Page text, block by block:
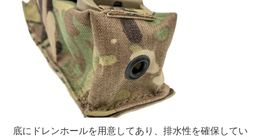
底にドレンホールを用意してあり、排水性を確保してい